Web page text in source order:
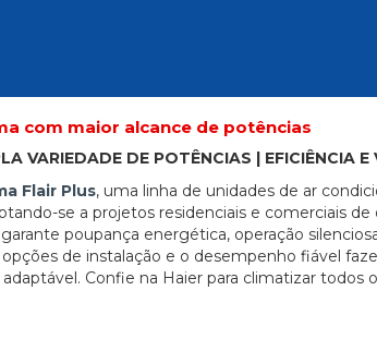
com maior alcance de potências
VARIEDADE DE POTÊNCIAS | EFICIÊNCIA
Flair Plus, uma linha de unidades de ar
se a projetos residenciais e comerciais
garante poupança energética, operação
de instalação e o desempenho fiável
Confie na Haier para climatizar todos